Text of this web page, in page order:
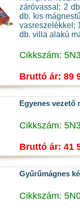
záróvassal; 2
db. kis
vasreszelékkel;
db. villa alakú
Cikkszám:
Bruttó ár: 89
Egyenes vezető
Cikkszám:
Bruttó ár: 41
Gyűrűmágnes
Cikkszám: